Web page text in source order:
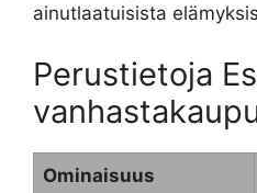
ainutlaatuisista
Perustietoja
Ominaisuus